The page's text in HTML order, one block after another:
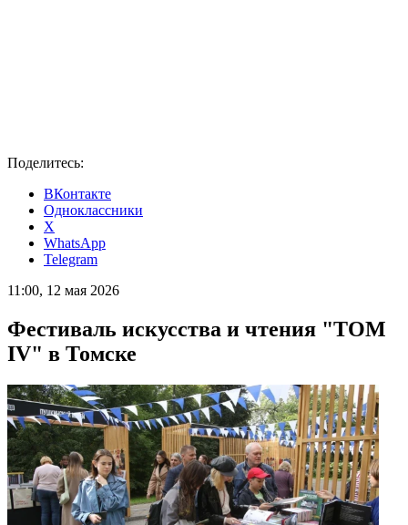
Поделитесь:
ВКонтакте
Одноклассники
X
WhatsApp
Telegram
11:00, 12 мая 2026
Фестиваль искусства и чтения "ТОМ
IV" в Томске